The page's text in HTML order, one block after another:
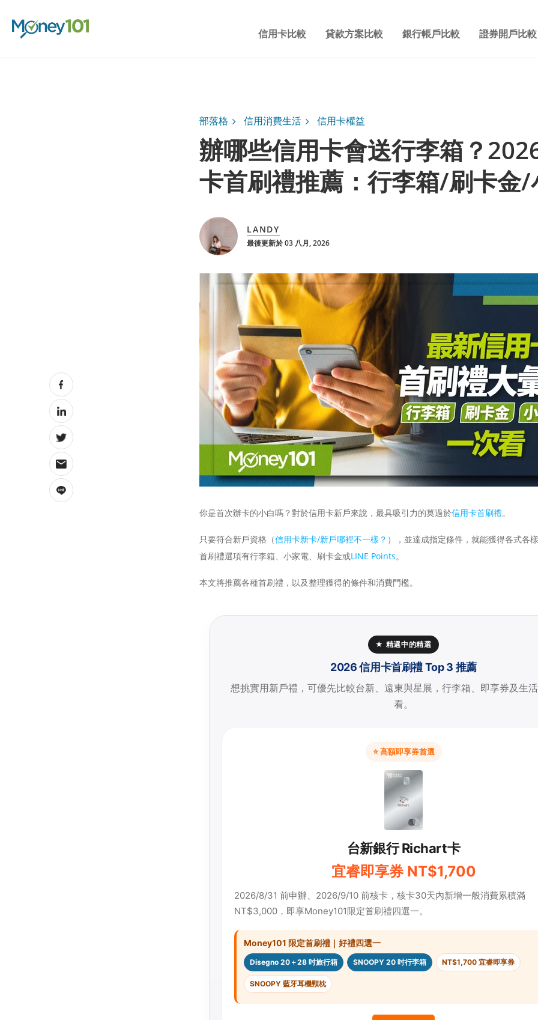
信用卡比較 貸款方案比較 銀行帳戶比較 證券開戶比較
部落格 信用消費生活 信用卡權益
辦哪些信用卡會送行李箱？
卡首刷禮推薦：行李箱/刷卡金/
LANDY
最後更新於 03 八月, 2026
你是首次辦卡的小白嗎？對於信用卡新戶來說，最具吸引力的莫過於信用卡首刷禮。
只要符合新戶資格（信用卡新卡/新戶哪裡不一樣？ ），並達成指定條件，就能獲得各式各
首刷禮選項有行李箱、小家電、刷卡金或LINE Points。
本文將推薦各種首刷禮，以及整理獲得的條件和消費門檻。
★ 精選中的精選
2026 信用卡首刷禮 Top 3 推薦
想挑實用新戶禮，可優先比較台新、遠東與星展，行李箱、即享券及生
看。
⭐ 高額即享券首選
台新銀行 Richart卡
宜睿即享券 NT$1,700
2026/8/31 前申辦、2026/9/10 前核卡，核卡30天內新增一般消費累積滿
NT$3,000，即享Money101限定首刷禮四選一。
Money101 限定首刷禮｜好禮四選一
Disegno 20＋28 吋旅行箱 SNOOPY 20 吋行李箱 NT$1,700 宜睿即享券
SNOOPY 藍牙耳機頸枕